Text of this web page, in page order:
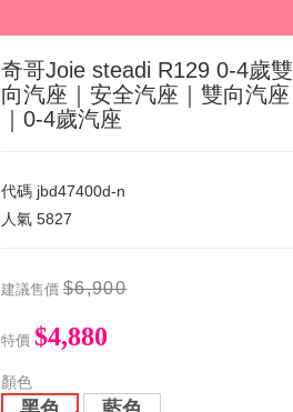
奇哥Joie steadi R129 0-4歲雙
向汽座｜安全汽座｜雙向汽座
｜0-4歲汽座
代碼 jbd47400d-n
人氣 5827
建議售價 $6,900
特價 $4,880
顏色